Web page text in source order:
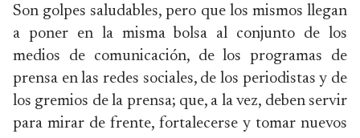
Son golpes saludables, pero que los mismos llegan
a poner en la misma bolsa al conjunto de los
medios de comunicación, de los programas de
prensa en las redes sociales, de los periodistas y de
los gremios de la prensa; que, a la vez, deben servir
para mirar de frente, fortalecerse y tomar nuevos